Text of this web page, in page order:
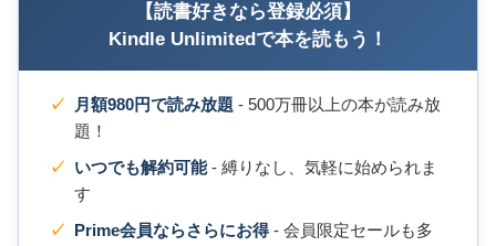
【読書好きなら登録必須】
Kindle Unlimitedで本を読もう！
月額980円で読み放題 - 500万冊以上の本が読み放
題！
いつでも解約可能- 縛りなし、気軽に始められま
す
Prime会員ならさらにお得- 会員限定セールも多